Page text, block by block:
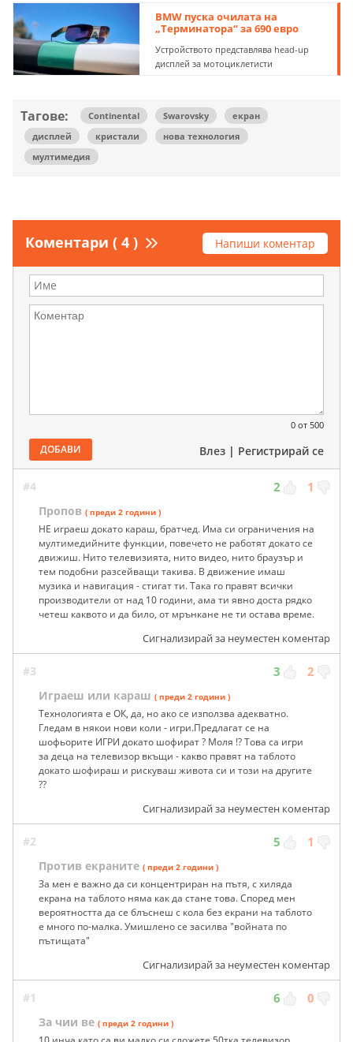
BMW пуска очилата на
„Терминатора“ за 690 евро
Устройството представлява head-up
дисплей за мотоциклетисти
Тагове: Continental Swarovsky
екран
дисплей
кристали
нова технология
мултимедия
Коментари ( 4 ) Напиши коментар
0 от 500
ДОБАВИ Влез | Регистрирай се
#4 2 1
Пропов ( преди 2 години )
НЕ играеш докато караш, братчед. Има си ограничения на
мултимедийните функции, повечето не работят докато се
движиш. Нито телевизията, нито видео, нито браузър и
тем подобни разсейващи такива. В движение имаш
музика и навигация - стигат ти. Така го правят всички
производители от над 10 години, ама ти явно доста рядко
четеш каквото и да било, от мрънкане не ти остава време.
Сигнализирай за неуместен коментар
#3 3 2
Играеш или караш ( преди 2 години )
Технологията е ОК, да, но ако се използва адекватно.
Гледам в някои нови коли - игри.Предлагат се на
шофьорите ИГРИ докато шофират ? Моля !? Това са игри
за деца на телевизор вкъщи - какво правят на таблото
докато шофираш и рискуваш живота си и този на другите
??
Сигнализирай за неуместен коментар
#2 5 1
Против екраните ( преди 2 години )
За мен е важно да си концентриран на пътя, с хиляда
екрана на таблото няма как да стане това. Според мен
вероятността да се блъснеш с кола без екрани на таблото
е много по-малка. Умишлено се засилва "войната по
пътищата"
Сигнализирай за неуместен коментар
#1 6 0
За чии ве ( преди 2 години )